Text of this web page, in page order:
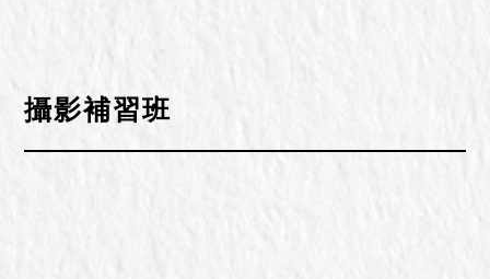
攝影補習班